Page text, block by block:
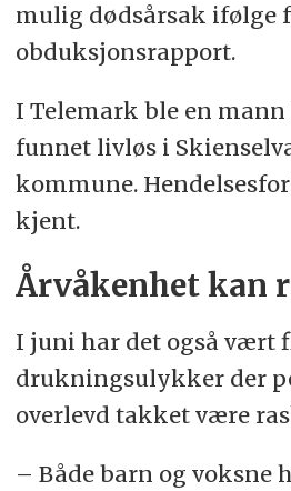
Viken: 3
Trøndelag: 2
Innlandet: 1
Vestfold og
Utlandet: 2
mulig dødsårsak ifølge
obduksjonsrapport.
I Telemark ble en
funnet livløs i
kommune.
kjent.
Årvåkenhet kan
I juni har det også vært
drukningsulykker der
overlevd takket være
– Både barn og voksne